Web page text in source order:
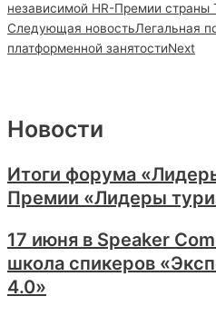
независимой HR-Премии страны
Следующая новостьЛегальная
платформенной занятостиNext
Новости
Итоги форума
Премии «Лидеры
17 июня в Speaker
школа спикеров
4.0»